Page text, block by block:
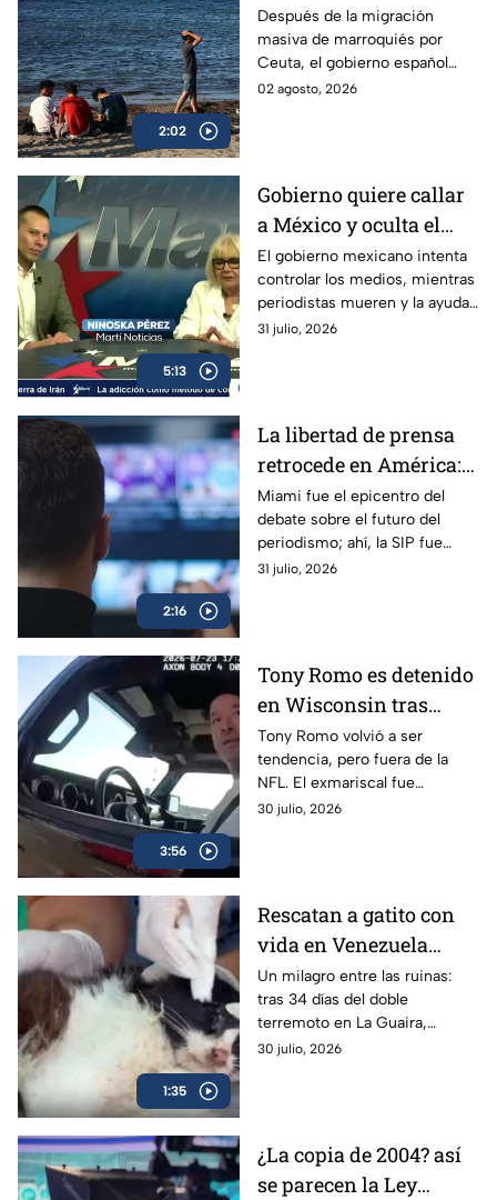
2:02
Marruecos y España,
parece tranquila
Después de la migración
masiva de marroquiés por
Ceuta, el gobierno español
trabaja para contenerla,
02 agosto, 2026
5:13
Gobierno quiere callar
a México y oculta el
desvío de ayuda
humanitaria enviada a
Cuba
El gobierno mexicano intenta
controlar los medios, mientras
periodistas mueren y la ayuda
humanitaria enviada a Cuba
31 julio, 2026
2:16
La libertad de prensa
retrocede en América:
“La norma es la
impunidad”, dice la SIP
Miami fue el epicentro del
debate sobre el futuro del
periodismo; ahí, la SIP fue
clara al evidenciar que la
31 julio, 2026
3:56
Tony Romo es detenido
en Wisconsin tras
negarse a realizar la
prueba de alcohol
Tony Romo volvió a ser
tendencia, pero fuera de la
NFL. El exmariscal fue
detenido tras negarse a una
30 julio, 2026
1:35
Rescatan a gatito con
vida en Venezuela
después de 34 días bajo
los escombros
Un milagro entre las ruinas:
tras 34 días del doble
terremoto en La Guaira,
voluntarios lograron rescatar a
30 julio, 2026
¿La copia de 2004? así
se parecen la Ley